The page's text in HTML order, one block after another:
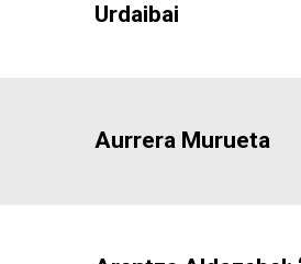
Urdaibai
Aurrera Murueta